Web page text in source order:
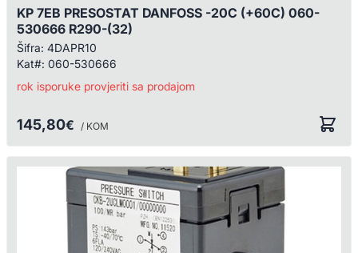
KP 7EB PRESOSTAT DANFOSS -20C (+60C) 060-
530666 R290-(32)
Šifra: 4DAPR10
Kat#: 060-530666
rok isporuke provjeriti sa prodajom
145,80€ / KOM